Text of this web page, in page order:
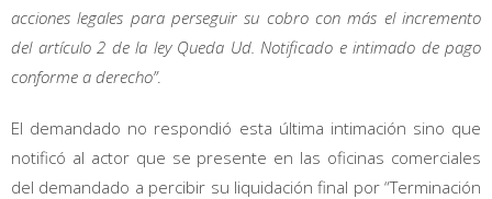
acciones legales para perseguir su cobro con más el incremento
del artículo 2 de la ley Queda Ud. Notificado e intimado de pago
conforme a derecho”.
El demandado no respondió esta última intimación sino que
notificó al actor que se presente en las oficinas comerciales
del demandado a percibir su liquidación final por “Terminación